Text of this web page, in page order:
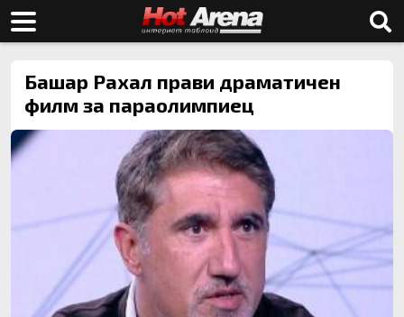
Башар Рахал прави драматичен
филм за параолимпиец